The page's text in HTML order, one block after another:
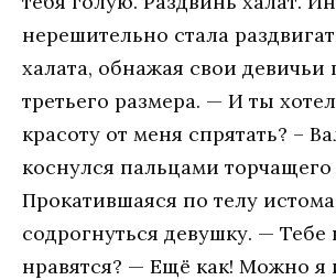
нерешительно стала
халата, обнажая свои девичьи
третьего размера. — И ты
красоту от меня спрятать? –
коснулся пальцами торчащего
Прокатившаяся по телу
содрогнуться девушку. — Тебе
нравятся? — Ещё как! Можно я